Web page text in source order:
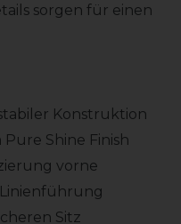
sorgen für einen
Konstruktion
Shine Finish
vorne
Sitz